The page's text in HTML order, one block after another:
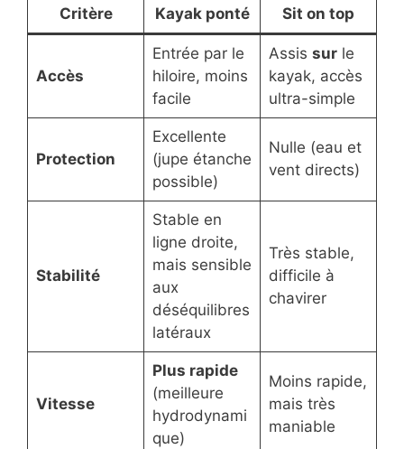
Critère Kayak ponté Sit on top
Accès
Entrée par le
hiloire, moins
facile
Assis surle
kayak, accès
ultra-simple
Protection
Excellente
(jupe étanche
possible)
Nulle (eau et
vent directs)
Stabilité
Stable en
ligne droite,
mais sensible
aux
déséquilibres
latéraux
Très stable,
difficile à
chavirer
Vitesse
Plus rapide
(meilleure
hydrodynami
que)
Moins rapide,
mais très
maniable